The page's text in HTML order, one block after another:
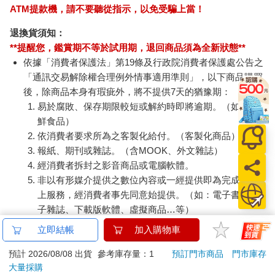
ATM提款機，請不要聽從指示，以免受騙上當！
退換貨須知：
**提醒您，鑑賞期不等於試用期，退回商品須為全新狀態**
依據「消費者保護法」第19條及行政院消費者保護處公告之
「通訊交易解除權合理例外情事適用準則」，以下商品購買
後，除商品本身有瑕疵外，將不提供7天的猶豫期：
易於腐敗、保存期限較短或解約時即將逾期。（如：生
鮮食品）
依消費者要求所為之客製化給付。（客製化商品）
報紙、期刊或雜誌。（含MOOK、外文雜誌）
經消費者拆封之影音商品或電腦軟體。
非以有形媒介提供之數位內容或一經提供即為完成之線
上服務，經消費者事先同意始提供。（如：電子書、電
子雜誌、下載版軟體、虛擬商品…等）
已拆封之個人衛生用品。（如：內衣褲、刮鬍刀、除毛
刀…等）
若非上列種類商品，均享有到貨7天的猶豫期（含例假
日）。
立即結帳 加入購物車
預計 2026/08/08 出貨 參考庫存量：1 預訂門市商品
門市庫存
大量採購